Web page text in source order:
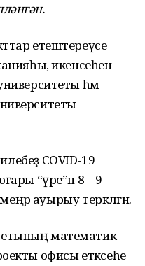
етештереүсе
икенсеһен
һәм
COVID-19
“үре”н 8 – 9
ауырыу теркәлгән.
математик
офисы етәксеһе